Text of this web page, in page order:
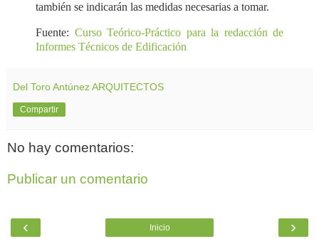
también se indicarán las medidas necesarias a tomar.
Fuente: Curso Teórico-Práctico para la redacción de
Informes Técnicos de Edificación
Del Toro Antúnez ARQUITECTOS
Compartir
No hay comentarios:
Publicar un comentario
‹ ›
Inicio